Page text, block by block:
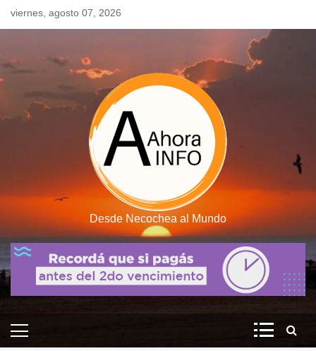
Skipviernes, agosto 07, 2026
Desde Necochea al Mundo